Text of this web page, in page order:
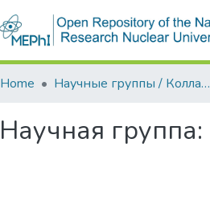
Home Научные группы / Коллаборации
Научная группа: